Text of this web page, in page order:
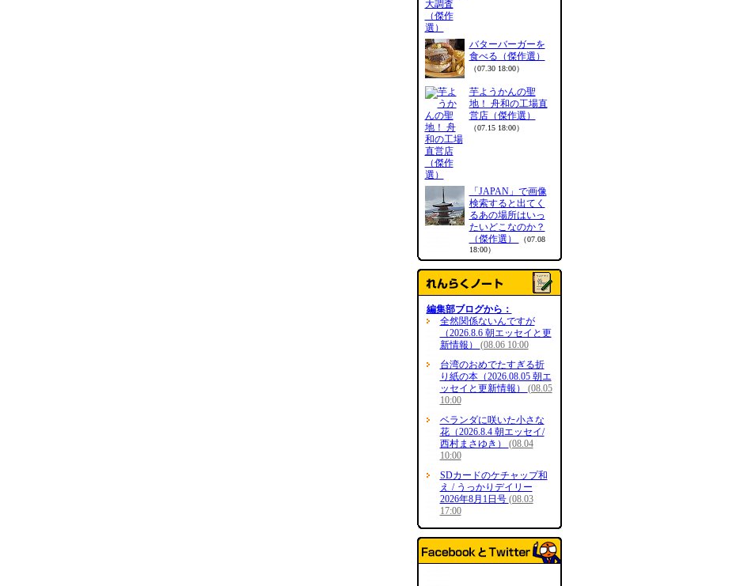
バターバーガーを
食べる（傑作選）
（07.30 18:00）
芋ようかんの聖
地！ 舟和の工場直
営店（傑作選）
（07.15 18:00）
「JAPAN」で画像
検索すると出てく
るあの場所はいっ
たいどこなのか？
（傑作選）
（07.08
18:00）
編集部ブログから：
全然関係ないんですが
（2026.8.6 朝エッセイと更
新情報） (08.06 10:00
台湾のおめでたすぎる折
り紙の本（2026.08.05 朝エ
ッセイと更新情報） (08.05
10:00
ベランダに咲いた小さな
花（2026.8.4 朝エッセイ/
西村まさゆき） (08.04
10:00
SDカードのケチャップ和
え / うっかりデイリー
2026年8月1日号 (08.03
17:00